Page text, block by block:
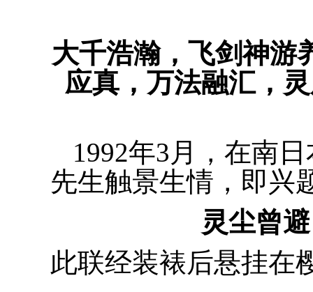
大千浩瀚，飞剑神游
应真，万法融汇，
1992年3月，在南
先生触景生情，即兴
灵尘曾
此联经装裱后悬挂在